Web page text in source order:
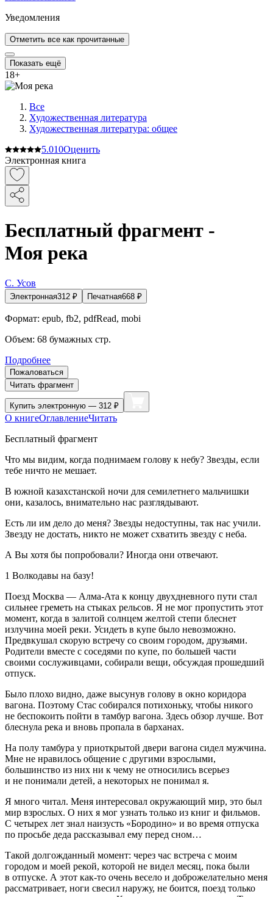
Уведомления
Отметить все как прочитанные
Показать ещё
18+
Все
Художественная литература
Художественная литература: общее
5.010Оценить
Электронная книга
Бесплатный фрагмент -
Моя река
С. Усов
Электронная312 ₽ Печатная668 ₽
Формат: epub, fb2, pdfRead, mobi
Объем: 68 бумажных стр.
Подробнее
Пожаловаться
Читать фрагмент
Купить электронную — 312 ₽
О книгеОглавлениеЧитать
Бесплатный фрагмент
Что мы видим, когда поднимаем голову к небу? Звезды, если
тебе ничто не мешает.
В южной казахстанской ночи для семилетнего мальчишки
они, казалось, внимательно нас разглядывают.
Есть ли им дело до меня? Звезды недоступны, так нас учили.
Звезду не достать, никто не может схватить звезду с неба.
А Вы хотя бы попробовали? Иногда они отвечают.
1 Волкодавы на базу!
Поезд Москва — Алма-Ата к концу двухдневного пути стал
сильнее греметь на стыках рельсов. Я не мог пропустить этот
момент, когда в залитой солнцем желтой степи блеснет
излучина моей реки. Усидеть в купе было невозможно.
Предвкушал скорую встречу со своим городом, друзьями.
Родители вместе с соседями по купе, по большей части
своими сослуживцами, собирали вещи, обсуждая прошедший
отпуск.
Было плохо видно, даже высунув голову в окно коридора
вагона. Поэтому Стас собирался потихоньку, чтобы никого
не беспокоить пойти в тамбур вагона. Здесь обзор лучше. Вот
блеснула река и вновь пропала в барханах.
На полу тамбура у приоткрытой двери вагона сидел мужчина.
Мне не нравилось общение с другими взрослыми,
большинство из них ни к чему не относились всерьез
и не понимали детей, а некоторых не понимал я.
Я много читал. Меня интересовал окружающий мир, это был
мир взрослых. О них я мог узнать только из книг и фильмов.
С четырех лет знал наизусть «Бородино» и во время отпуска
по просьбе деда рассказывал ему перед сном…
Такой долгожданный момент: через час встреча с моим
городом и моей рекой, которой не видел месяц, пока были
в отпуске. А этот как-то очень весело и доброжелательно меня
рассматривает, ноги свесил наружу, не боится, поезд только